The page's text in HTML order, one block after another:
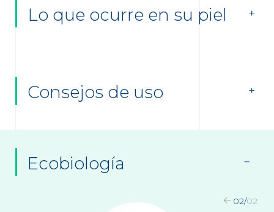
Lo que ocurre en su piel
Consejos de uso
Ecobiología
02/02